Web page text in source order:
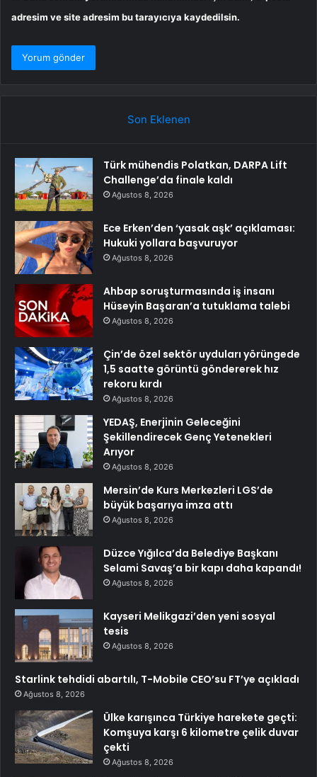
adresim ve site adresim bu tarayıcıya kaydedilsin.
Son Eklenen
Türk mühendis Polatkan, DARPA Lift
Challenge’da finale kaldı
Ağustos 8, 2026
Ece Erken’den ‘yasak aşk’ açıklaması:
Hukuki yollara başvuruyor
Ağustos 8, 2026
Ahbap soruşturmasında iş insanı
Hüseyin Başaran’a tutuklama talebi
Ağustos 8, 2026
Çin’de özel sektör uyduları yörüngede
1,5 saatte görüntü göndererek hız
rekoru kırdı
Ağustos 8, 2026
YEDAŞ, Enerjinin Geleceğini
Şekillendirecek Genç Yetenekleri
Arıyor
Ağustos 8, 2026
Mersin’de Kurs Merkezleri LGS’de
büyük başarıya imza attı
Ağustos 8, 2026
Düzce Yığılca’da Belediye Başkanı
Selami Savaş’a bir kapı daha kapandı!
Ağustos 8, 2026
Kayseri Melikgazi’den yeni sosyal
tesis
Ağustos 8, 2026
Starlink tehdidi abartılı, T-Mobile CEO’su FT’ye açıkladı
Ağustos 8, 2026
Ülke karışınca Türkiye harekete geçti:
Komşuya karşı 6 kilometre çelik duvar
çekti
Ağustos 8, 2026